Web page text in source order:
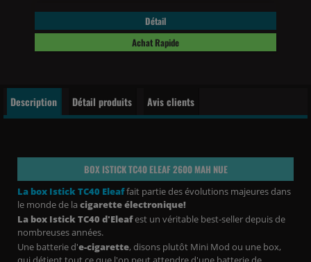
Détail
Achat Rapide
Description Détail produits Avis clients
BOX ISTICK TC40 ELEAF 2600 MAH NUE
La box Istick TC40 Eleaffait partie des évolutions majeures dans
le monde de la cigarette électronique!
La box Istick TC40 d'Eleafest un véritable best-seller depuis de
nombreuses années.
Une batterie d'e-cigarette, disons plutôt Mini Mod ou une box,